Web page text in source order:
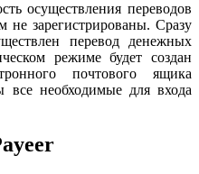
осуществления переводов
зарегистрированы. Сразу
перевод денежных
режиме будет создан
почтового ящика
все необходимые для входа